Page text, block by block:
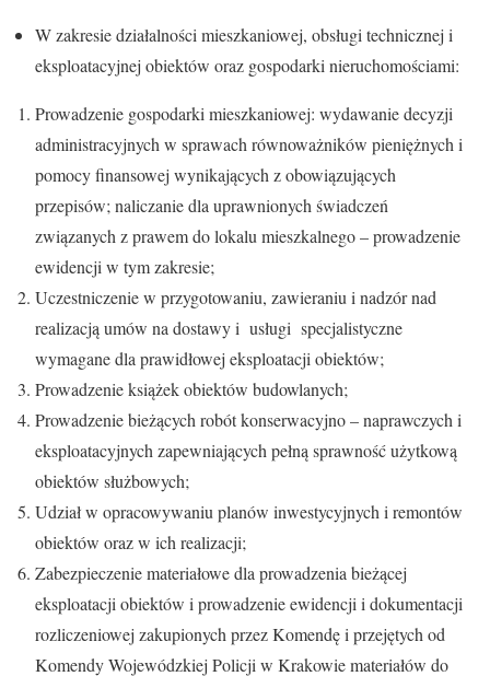
W zakresie działalności mieszkaniowej, obsługi technicznej i
eksploatacyjnej obiektów oraz gospodarki nieruchomościami:
Prowadzenie gospodarki mieszkaniowej: wydawanie decyzji
administracyjnych w sprawach równoważników pieniężnych i
pomocy finansowej wynikających z obowiązujących
przepisów; naliczanie dla uprawnionych świadczeń
związanych z prawem do lokalu mieszkalnego – prowadzenie
ewidencji w tym zakresie;
Uczestniczenie w przygotowaniu, zawieraniu i nadzór nad
realizacją umów na dostawy i usługi specjalistyczne
wymagane dla prawidłowej eksploatacji obiektów;
Prowadzenie książek obiektów budowlanych;
Prowadzenie bieżących robót konserwacyjno – naprawczych i
eksploatacyjnych zapewniających pełną sprawność użytkową
obiektów służbowych;
Udział w opracowywaniu planów inwestycyjnych i remontów
obiektów oraz w ich realizacji;
Zabezpieczenie materiałowe dla prowadzenia bieżącej
eksploatacji obiektów i prowadzenie ewidencji i dokumentacji
rozliczeniowej zakupionych przez Komendę i przejętych od
Komendy Wojewódzkiej Policji w Krakowie materiałów do